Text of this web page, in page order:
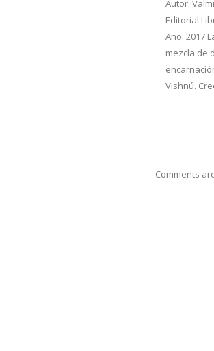
Autor:
Editorial
Año: 2017
mezcla de
Vishnú.
Comments